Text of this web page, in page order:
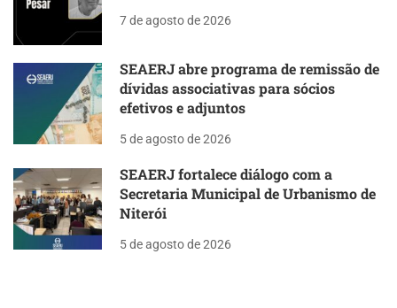
7 de agosto de 2026
SEAERJ abre programa de remissão de
dívidas associativas para sócios
efetivos e adjuntos
5 de agosto de 2026
SEAERJ fortalece diálogo com a
Secretaria Municipal de Urbanismo de
Niterói
5 de agosto de 2026